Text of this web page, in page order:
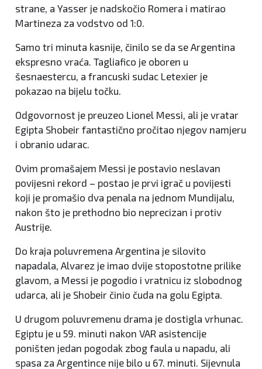
strane, a Yasser je nadskočio Romera i matirao
Martineza za vodstvo od 1:0.
Samo tri minuta kasnije, činilo se da se Argentina
ekspresno vraća. Tagliafico je oboren u
šesnaestercu, a francuski sudac Letexier je
pokazao na bijelu točku.
Odgovornost je preuzeo Lionel Messi, ali je vratar
Egipta Shobeir fantastično pročitao njegov namjeru
i obranio udarac.
Ovim promašajem Messi je postavio neslavan
povijesni rekord – postao je prvi igrač u povijesti
koji je promašio dva penala na jednom Mundijalu,
nakon što je prethodno bio neprecizan i protiv
Austrije.
Do kraja poluvremena Argentina je silovito
napadala, Alvarez je imao dvije stopostotne prilike
glavom, a Messi je pogodio i vratnicu iz slobodnog
udarca, ali je Shobeir činio čuda na golu Egipta.
U drugom poluvremenu drama je dostigla vrhunac.
Egiptu je u 59. minuti nakon VAR asistencije
poništen jedan pogodak zbog faula u napadu, ali
spasa za Argentince nije bilo u 67. minuti. Sijevnula